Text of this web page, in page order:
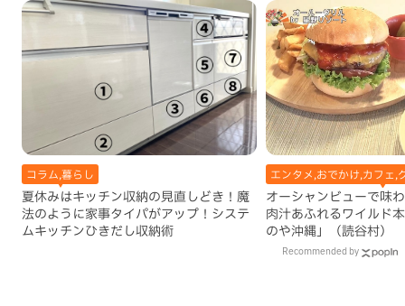
コラム,暮らし
夏休みはキッチン収納の見直しどき！魔
法のように家事タイパがアップ！システ
ムキッチンひきだし収納術
エンタメ,おでかけ,カフェ,
オーシャンビューで味
肉汁あふれるワイルド
のや沖縄」（読谷村）
Recommended by